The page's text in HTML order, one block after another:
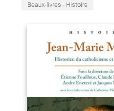
Beaux-livres - Histoire